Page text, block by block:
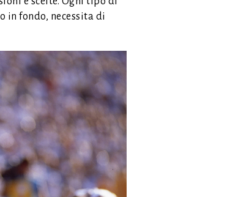
in fondo, necessita di